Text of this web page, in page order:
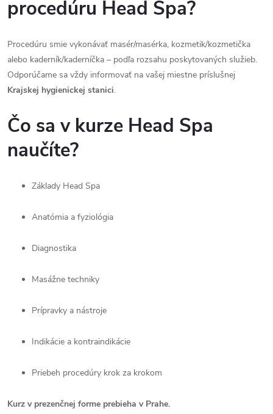
procedúru Head Spa?
Procedúru smie vykonávať masér/masérka, kozmetik/kozmetička
alebo kaderník/kaderníčka – podľa rozsahu poskytovaných služieb.
Odporúčame sa vždy informovať na vašej miestne príslušnej
Krajskej hygienickej stanici.
Čo sa v kurze Head Spa
naučíte?
Základy Head Spa
Anatómia a fyziológia
Diagnostika
Masážne techniky
Prípravky a nástroje
Indikácie a kontraindikácie
Priebeh procedúry krok za krokom
Kurz v prezenčnej forme prebieha v Prahe.